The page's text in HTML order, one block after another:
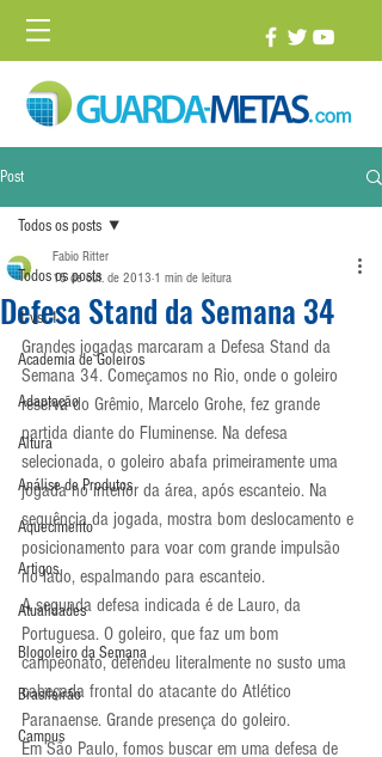
Post
Todos os posts
1 vs. 1
Academia de Goleiros
Adaptação
Altura
Análise de Produtos
Aquecimento
Artigos
Atualidades
Blogoleiro da Semana
Brasileirão
Campus
Todos os posts
Defesa Stand da Semana 34
Fabio Ritter
15 de out. de 2013 1 min de leitura
Grandes jogadas marcaram a Defesa Stand da
Semana 34. Começamos no Rio, onde o goleiro
reserva do Grêmio, Marcelo Grohe, fez grande
partida diante do Fluminense. Na defesa
selecionada, o goleiro abafa primeiramente uma
jogada no interior da área, após escanteio. Na
sequência da jogada, mostra bom deslocamento e
posicionamento para voar com grande impulsão
no lado, espalmando para escanteio.
A segunda defesa indicada é de Lauro, da
Portuguesa. O goleiro, que faz um bom
campeonato, defendeu literalmente no susto uma
cabeçada frontal do atacante do Atlético
Paranaense. Grande presença do goleiro.
Em São Paulo, fomos buscar em uma defesa de